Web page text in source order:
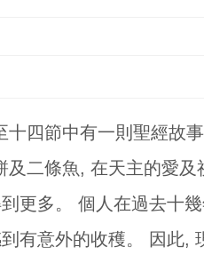
十四節中有一則聖經故
及二條魚, 在天主的愛
到更多。 個人在過去十
有意外的收穫。 因此,